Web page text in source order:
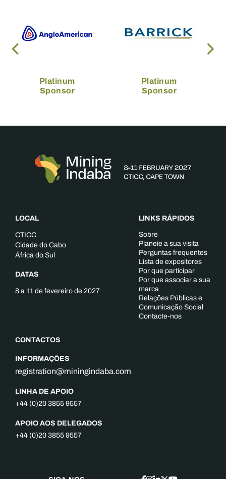
Platinum
Sponsor
Platinum
Sponsor
LOCAL
CTICC
Cidade do Cabo
África do Sul
DATAS
8 a 11 de fevereiro de 2027
CONTACTOS
INFORMAÇÕES
registration@miningindaba.com
LINHA DE APOIO
+44 (0)20 3855 9557
APOIO AOS DELEGADOS
+44 (0)20 3855 9557
LINKS RÁPIDOS
Sobre
Planeie a sua visita
Perguntas frequentes
Lista de expositores
Por que participar
Por que associar a sua
marca
Relações Públicas e
Comunicação Social
Contacte-nos